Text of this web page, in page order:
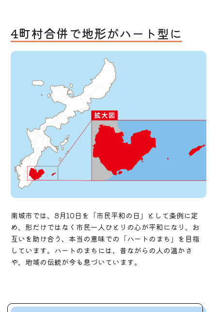
4町村合併で地形がハート型に
南城市では、8月10日を「市民平和の日」として条例に定
め、形だけではなく市民一人ひとりの心が平和になり、お
互いを助け合う、本当の意味での「ハートのまち」を目指
しています。ハートのまちには、昔ながらの人の温かさ
や、地域の伝統が今も息づいています。